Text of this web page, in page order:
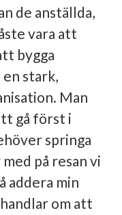
de anställda,
vara att
bygga
stark,
Man
gå först i
springa
på resan vi
addera min
om att